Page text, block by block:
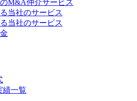
M&A仲介サービス
当社のサービス
当社のサービス
績一覧